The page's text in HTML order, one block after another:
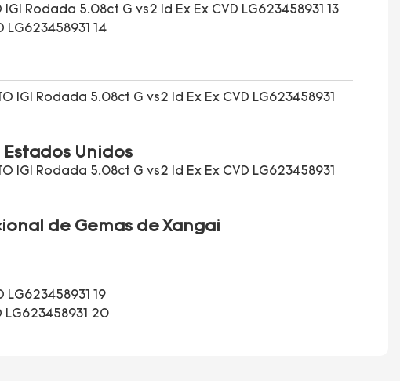
Estados Unidos
de Gemas de Xangai